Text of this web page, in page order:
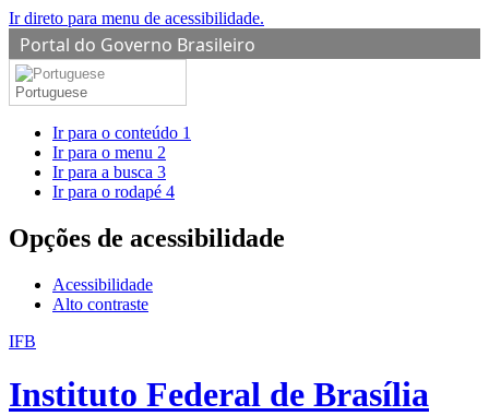
Ir direto para menu de acessibilidade.
Portal do Governo Brasileiro
Portuguese
Ir para o conteúdo 1
Ir para o menu 2
Ir para a busca 3
Ir para o rodapé 4
Opções de acessibilidade
Acessibilidade
Alto contraste
IFB
Instituto Federal de Brasília